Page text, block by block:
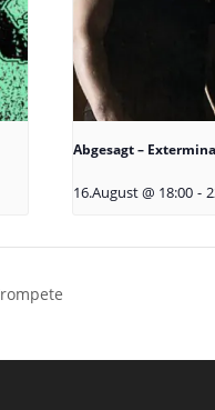
Abgesagt –
16.August @ 18:00 -